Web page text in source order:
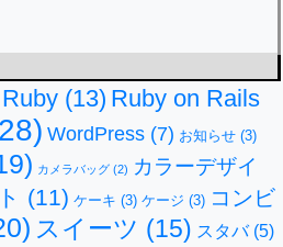
Ruby (13) Ruby on Rails
WordPress (7) お知らせ (3)
カメラバッグ (2) カラーデザイ
(11) ケーキ (3) ケージ (3) コンビ
スイーツ (15) スタバ(5)